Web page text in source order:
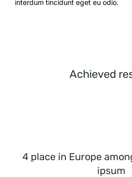
interdum tincidunt eget eu odio.
Achieved
4 place in Europe
ipsum